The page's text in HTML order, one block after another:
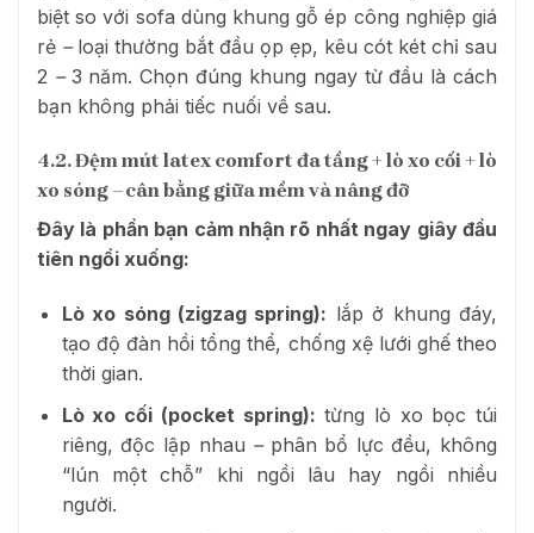
biệt so với sofa dùng khung gỗ ép công nghiệp giá
rẻ –loại thường bắt đầu ọp ẹp, kêu cót két chỉ sau
2 – 3 năm. Chọn đúng khung ngay từ đầu là cách
bạn không phải tiếc nuối về sau.
4.2. Đệm mút latex comfort đa tầng + lò xo cối + lò
xo sóng –cân bằng giữa mềm và nâng đỡ
Đây là phần bạn cảm nhận rõ nhất ngay giây đầu
tiên ngồi xuống:
Lò xo sóng (zigzag spring): lắp ở khung đáy,
tạo độ đàn hồi tổng thể, chống xệ lưới ghế theo
thời gian.
Lò xo cối (pocket spring): từng lò xo bọc túi
riêng, độc lập nhau –phân bổ lực đều, không
“lún một chỗ” khi ngồi lâu hay ngồi nhiều
người.